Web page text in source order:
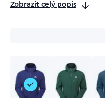
Zobrazit celý popis